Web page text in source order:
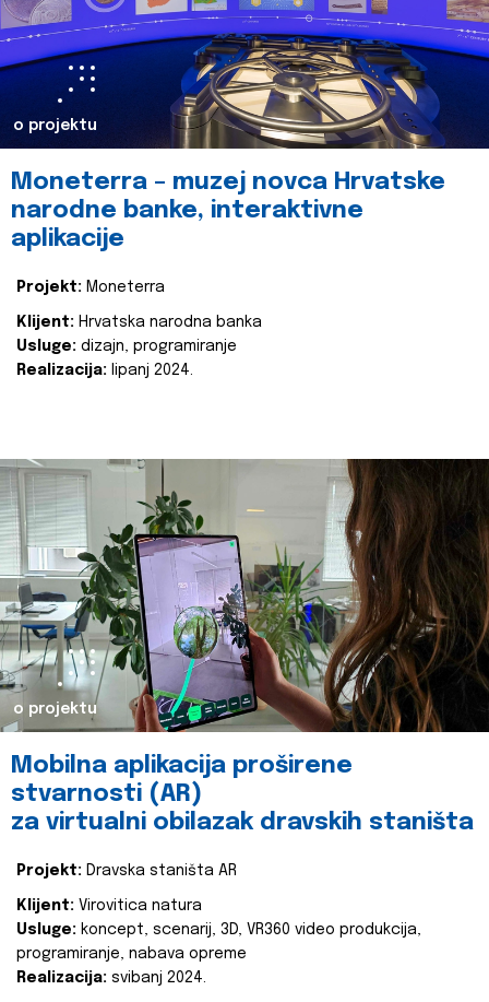
o projektu
Moneterra – muzej novca Hrvatske
narodne banke, interaktivne
aplikacije
Projekt: Moneterra
Klijent: Hrvatska narodna banka
Usluge: dizajn, programiranje
Realizacija: lipanj 2024.
o projektu
Mobilna aplikacija proširene
stvarnosti (AR)
za virtualni obilazak dravskih staništa
Projekt: Dravska staništa AR
Klijent: Virovitica natura
Usluge: koncept, scenarij, 3D, VR360 video produkcija,
programiranje, nabava opreme
Realizacija: svibanj 2024.